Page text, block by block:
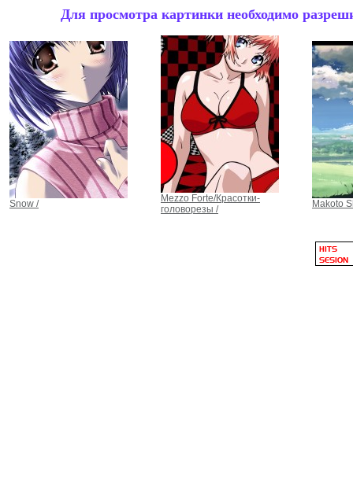
Для просмотра картинки необходимо
Snow /
Mezzo Forte/Красотки-
головорезы /
Makoto